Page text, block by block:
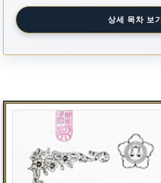
상세 목차 보기